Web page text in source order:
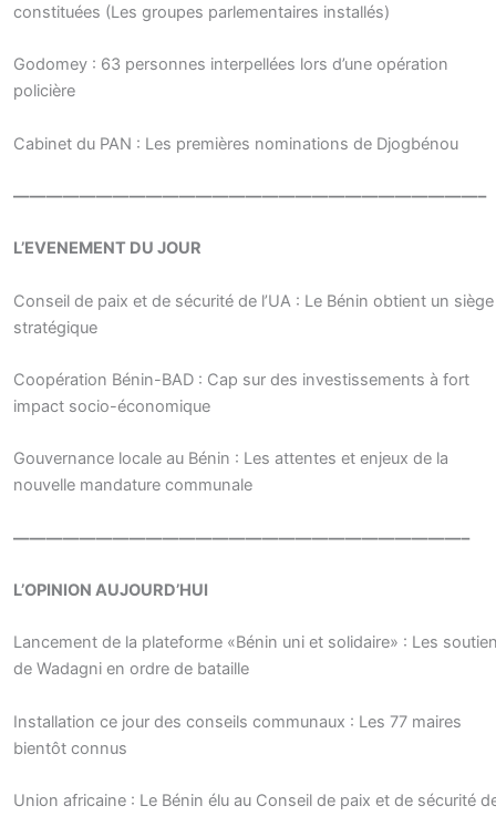
constituées (Les groupes parlementaires installés)
Godomey : 63 personnes interpellées lors d’une opération
policière
Cabinet du PAN : Les premières nominations de Djogbénou
————————————————————————————–
L’EVENEMENT DU JOUR
Conseil de paix et de sécurité de l’UA : Le Bénin obtient un siège
stratégique
Coopération Bénin-BAD : Cap sur des investissements à fort
impact socio-économique
Gouvernance locale au Bénin : Les attentes et enjeux de la
nouvelle mandature communale
———————————————————————————–
L’OPINION AUJOURD’HUI
Lancement de la plateforme «Bénin uni et solidaire» : Les
de Wadagni en ordre de bataille
Installation ce jour des conseils communaux : Les 77 maires
bientôt connus
Union africaine : Le Bénin élu au Conseil de paix et de sécurité